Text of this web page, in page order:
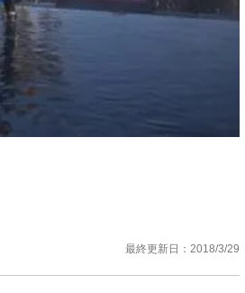
最終更新日： 2018/3/29